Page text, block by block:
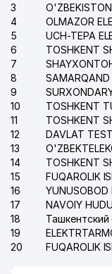
3
4
5
6
7
8
9
10
11
12
13
14
15
16
17
18
19
20